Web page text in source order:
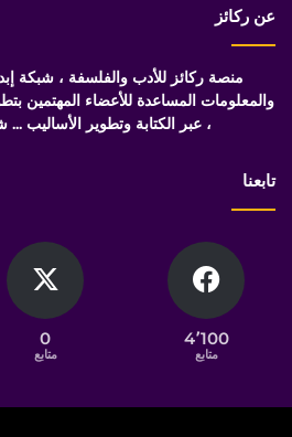
عن ركائز
منصة ركائز للأدب والفلسفة ، شبكة
والمعلومات المساعدة للأعضاء المهتمين
، عبر الكتابة وتطوير الأساليب
تابعنا
4٬100
متابع
0
متابع